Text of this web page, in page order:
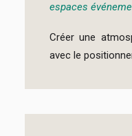
espaces
Créer une
avec le